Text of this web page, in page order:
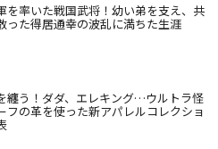
を率いた戦国武将！幼い弟を支え、共
った得居通幸の波乱に満ちた生涯
纏う！ダダ、エレキング…ウルトラ怪
フの革を使った新アパレルコレクショ